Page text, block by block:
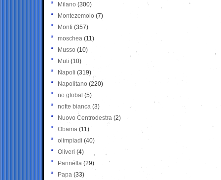
Milano (300)
Montezemolo (7)
Monti (357)
moschea (11)
Musso (10)
Muti (10)
Napoli (319)
Napolitano (220)
no global (5)
notte bianca (3)
Nuovo Centrodestra (2)
Obama (11)
olimpiadi (40)
Oliveri (4)
Pannella (29)
Papa (33)